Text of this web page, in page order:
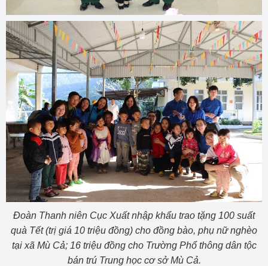
Đoàn Thanh niên Cục Xuất nhập khẩu trao tặng 100 suất
quà Tết (trị giá 10 triệu đồng) cho đồng bào, phụ nữ nghèo
tại xã Mù Cả; 16 triệu đồng cho Trường Phổ thông dân tộc
bán trú Trung học cơ sở Mù Cả.